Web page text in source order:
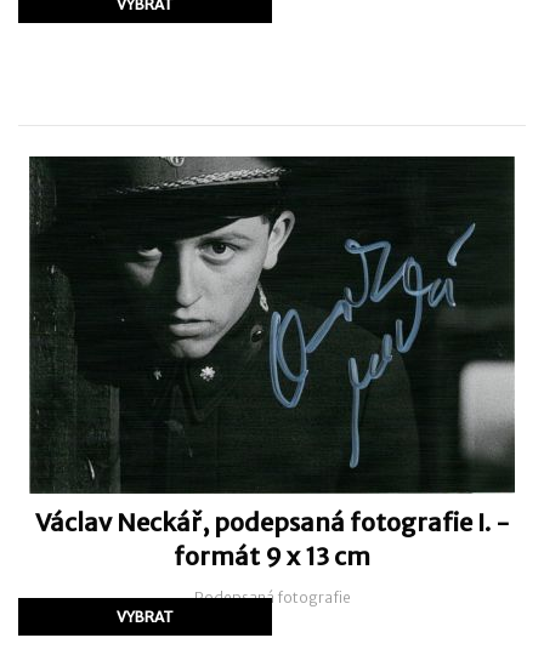
Václav Neckář, podepsaná fotografie I. -
formát 9 x 13 cm
Podepsaná fotografie